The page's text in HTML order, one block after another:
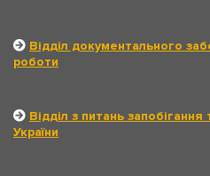
Відділ документального
роботи
Відділ з питань
України